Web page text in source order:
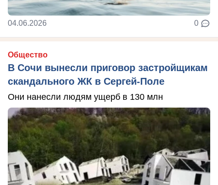
04.06.2026 0
Общество
В Сочи вынесли приговор застройщикам
скандального ЖК в Сергей-Поле
Они нанесли людям ущерб в 130 млн